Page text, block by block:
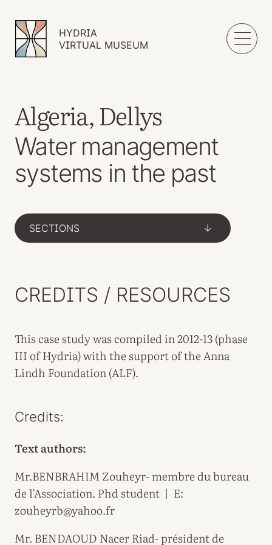
HYDRIA
VIRTUAL MUSEUM
Algeria, Dellys
Water management
systems in the past
SECTIONS ->
CREDITS / RESOURCES
This case study was compiled in 2012-13 (phase
III of Hydria) with the support of the Anna
Lindh Foundation (ALF).
Credits:
Text authors:
Mr.BENBRAHIM Zouheyr- membre du bureau
de l’Association. Phd student | E:
zouheyrb@yahoo.fr
Mr. BENDAOUD Nacer Riad- président de